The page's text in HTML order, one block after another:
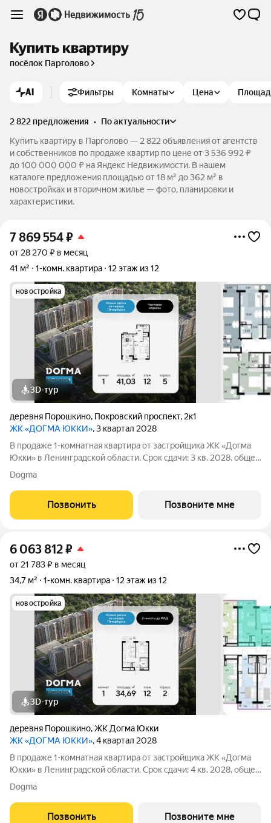
Купить квартиру
посёлок Парголово
AI Фильтры Комнаты Цена
2 822 предложения •
по актуальности
Купить квартиру в Парголово — 2 822 объявления от агентств
и собственников по продаже квартир по цене от 3 536 992 ₽
до 100 000 000 ₽ на Яндекс Недвижимости. В нашем
каталоге предложения площадью от 18 м² до 362 м² в
новостройках и вторичном жилье — фото, планировки и
характеристики.
7 869 554₽
от 28 270 ₽ в месяц
41 м²
1-комн. квартира 12 этаж из 12
новостройка
3D-тур
деревня Порошкино, Покровский проспект, 2к1
ЖК «ДОГМА ЮККИ», 3 квартал 2028
В продаже 1-комнатная квартира от застройщика ЖК «Догма
Юкки» в Ленинградской области. Срок сдачи: 3 кв. 2028, общей
площадью 41.03 кв.м., на 12 этаже. «Догма Юкки» это квартал с
доступной социальной инфраструктурой. Жилой комплекс
расположен в
Dogma
Позвонить Позвоните мне
6 063 812₽
от 21 783 ₽ в месяц
34,7 м²
1-комн. квартира 12 этаж из 12
новостройка
3D-тур
деревня Порошкино,ЖК Догма Юкки
ЖК «ДОГМА ЮККИ», 4 квартал 2028
В продаже 1-комнатная квартира от застройщика ЖК «Догма
Юкки» в Ленинградской области. Срок сдачи: 4 кв. 2028, общей
площадью 34.69 кв.м., на 12 этаже. «Догма Юкки» это квартал с
доступной социальной инфраструктурой. Жилой комплекс
расположен в
Dogma
Позвонить Позвоните мне